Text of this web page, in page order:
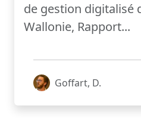
de gestion digitalisé
Wallonie, Rapport...
Goffart, D.